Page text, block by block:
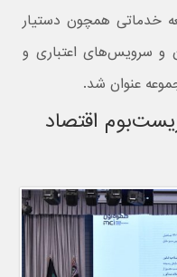
خدماتی همچون دستیار
و سرویس‌های اعتباری و
عنوان شد.
اقتصاد